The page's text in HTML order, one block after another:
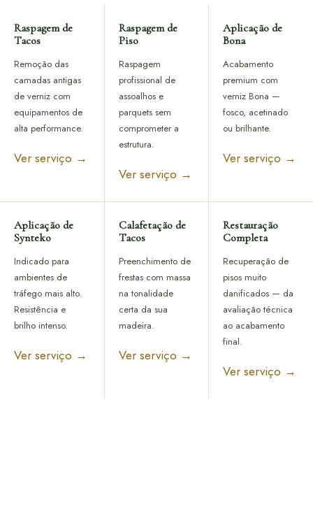
Raspagem de
Tacos
Remoção das
camadas antigas
de verniz com
equipamentos de
alta performance.
Ver serviço →
Raspagem de
Piso
Raspagem
profissional de
assoalhos e
parquets sem
comprometer a
estrutura.
Ver serviço →
Aplicação de
Bona
Acabamento
premium com
verniz Bona —
fosco, acetinado
ou brilhante.
Ver serviço →
Aplicação de
Synteko
Indicado para
ambientes de
tráfego mais alto.
Resistência e
brilho intenso.
Ver serviço →
Calafetação de
Tacos
Preenchimento de
frestas com massa
na tonalidade
certa da sua
madeira.
Ver serviço →
Restauração
Completa
Recuperação de
pisos muito
danificados — da
avaliação técnica
ao acabamento
final.
Ver serviço →